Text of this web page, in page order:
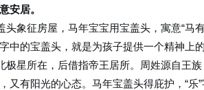
安居。
头象征房屋，马年宝宝用宝盖头，寓意“
中的宝盖头，就是为孩子提供一个精神上的
极星所在，后借指帝王居所。周姓源自王
又有阳光的心态。马年宝盖头得庇护，“